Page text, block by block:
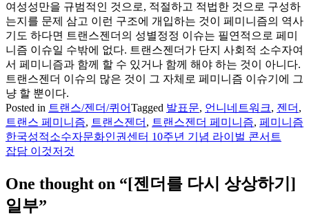
여성성만을 규범적인 것으로, 적절하고 적법한 것으로 구성하
는지를 문제 삼고 이런 구조에 개입하는 것이 페미니즘의 역사
기도 하다면 트랜스젠더의 성별정정 이슈는 필연적으로 페미
니즘 이슈일 수밖에 없다. 트랜스젠더가 단지 사회적 소수자여
서 페미니즘과 함께 할 수 있거나 함께 해야 하는 것이 아니다.
트랜스젠더 이슈의 많은 것이 그 자체로 페미니즘 이슈기에 그
냥 할 뿐이다.
Posted in 트랜스/젠더/퀴어Tagged 발표문, 언니네트워크, 젠더 ,
트랜스 페미니즘, 트랜스젠더 , 트랜스젠더 페미니즘, 페미니즘
글
탐
색
한국성적소수자문화인권센터 10주년 기념 라이벌 콘서트
잡담 이것저것
One thought on “[젠더를 다시 상상하기]
일부”